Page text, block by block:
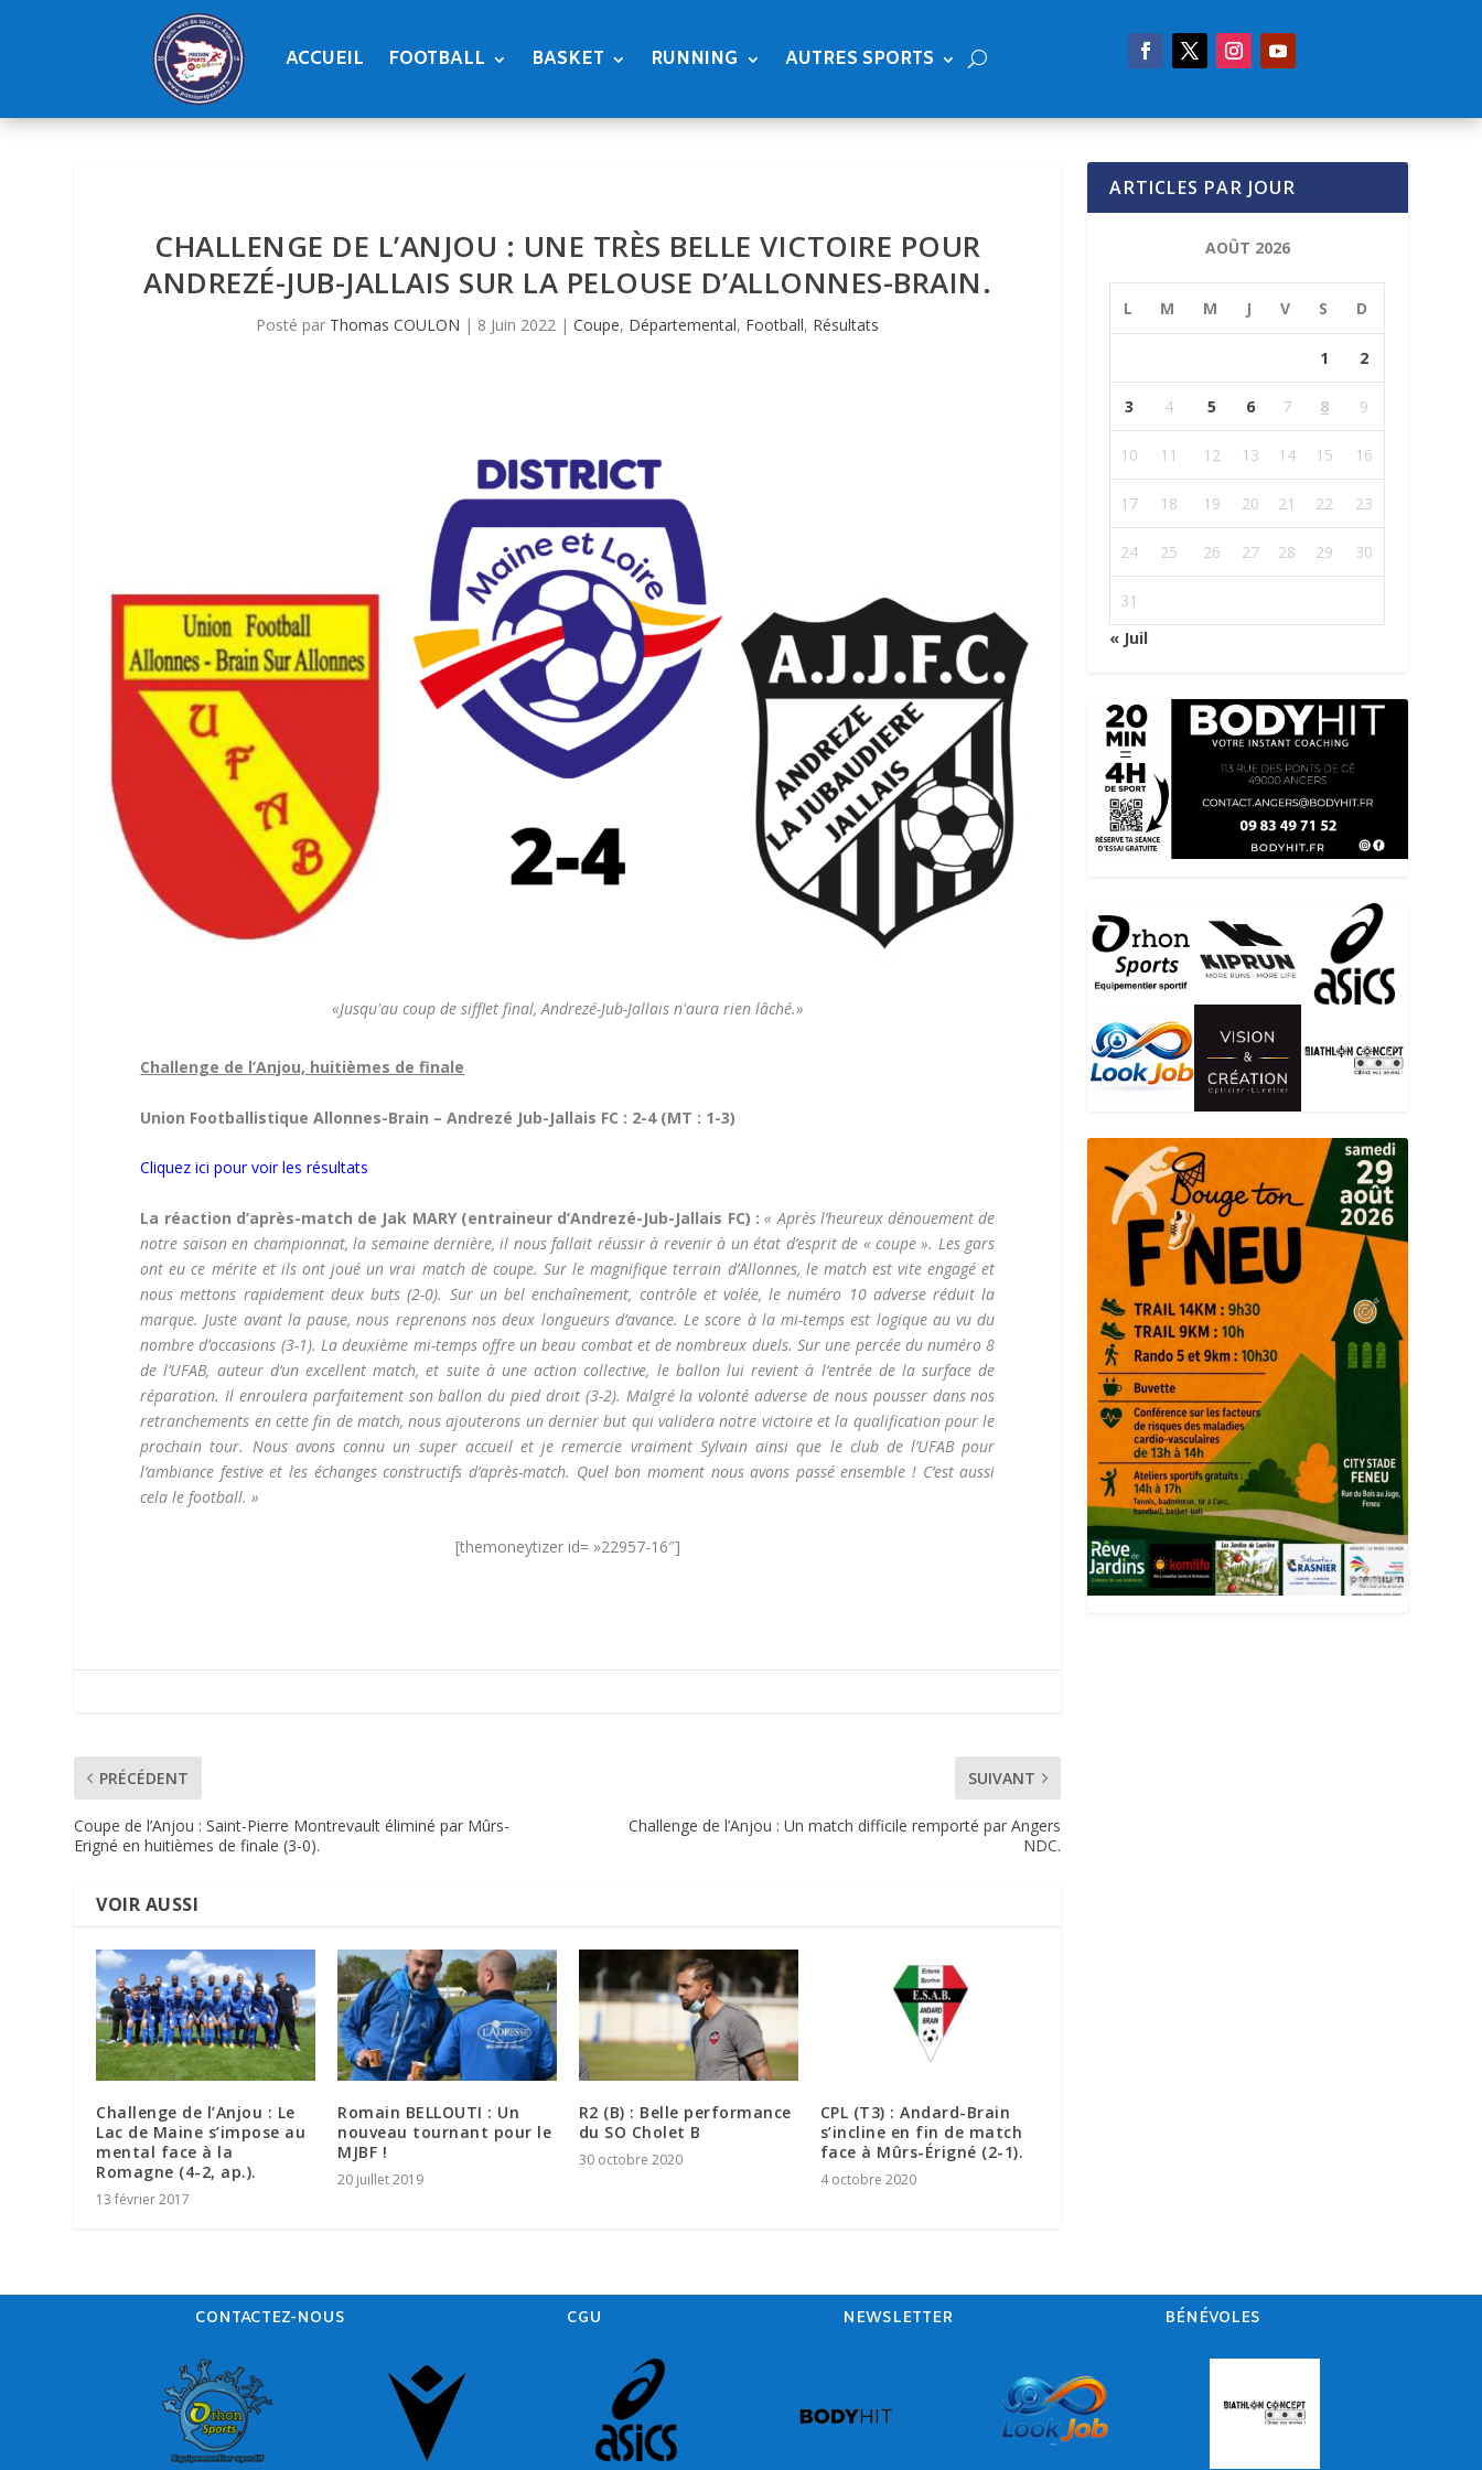
ACCUEIL FOOTBALL BASKET RUNNING AUTRES SPORTS
CHALLENGE DE L’ANJOU : UNE TRÈS BELLE VICTOIRE POUR
ANDREZÉ-JUB-JALLAIS SUR LA PELOUSE D’ALLONNES-BRAIN.
Posté par Thomas COULON | 8 Juin 2022 |Coupe, Départemental, Football, Résultats
«Jusqu'au coup de sifflet final, Andrezé-Jub-Jallais n'aura rien lâché.»
Challenge de l’Anjou, huitièmes de finale
Union Footballistique Allonnes-Brain – Andrezé Jub-Jallais FC : 2-4 (MT : 1-3)
Cliquez ici pour voir les résultats
La réaction d’après-match de Jak MARY (entraineur d’Andrezé-Jub-Jallais FC) :« Après l’heureux dénouement de
notre saison en championnat, la semaine dernière, il nous fallait réussir à revenir à un état d’esprit de « coupe ». Les gars
ont eu ce mérite et ils ont joué un vrai match de coupe. Sur le magnifique terrain d’Allonnes, le match est vite engagé et
nous mettons rapidement deux buts (2-0). Sur un bel enchaînement, contrôle et volée, le numéro 10 adverse réduit la
marque. Juste avant la pause, nous reprenons nos deux longueurs d’avance. Le score à la mi-temps est logique au vu du
nombre d’occasions (3-1). La deuxième mi-temps offre un beau combat et de nombreux duels. Sur une percée du numéro 8
de l’UFAB, auteur d’un excellent match, et suite à une action collective, le ballon lui revient à l‘entrée de la surface de
réparation. Il enroulera parfaitement son ballon du pied droit (3-2). Malgré la volonté adverse de nous pousser dans nos
retranchements en cette fin de match, nous ajouterons un dernier but qui validera notre victoire et la qualification pour le
prochain tour. Nous avons connu un super accueil et je remercie vraiment Sylvain ainsi que le club de l’UFAB pour
l’ambiance festive et les échanges constructifs d’après-match. Quel bon moment nous avons passé ensemble ! C’est aussi
cela le football. »
[themoneytizer id= »22957-16″]
PRÉCÉDENT
Coupe de l’Anjou : Saint-Pierre Montrevault éliminé par Mûrs-
Erigné en huitièmes de finale (3-0).
SUIVANT
Challenge de l’Anjou : Un match difficile remporté par Angers
NDC.
VOIR AUSSI
Challenge de l’Anjou : Le
Lac de Maine s’impose au
mental face à la
Romagne (4-2, ap.).
13 février 2017
Romain BELLOUTI : Un
nouveau tournant pour le
MJBF !
20 juillet 2019
R2 (B) : Belle performance
du SO Cholet B
30 octobre 2020
CPL (T3) : Andard-Brain
s’incline en fin de match
face à Mûrs-Érigné (2-1).
4 octobre 2020
ARTICLES PAR JOUR
AOÛT 2026
L M M J V S D
1 2
3 4 5 6 7 8 9
10 11 12 13 14 15 16
17 18 19 20 21 22 23
24 25 26 27 28 29 30
31
« Juil
CONTACTEZ-NOUS CGU NEWSLETTER BÉNÉVOLES